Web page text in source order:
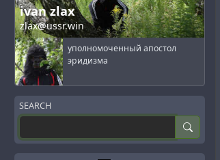
ivan zlax
zlax@ussr.win
уполномоченный апостол
эридизма
SEARCH